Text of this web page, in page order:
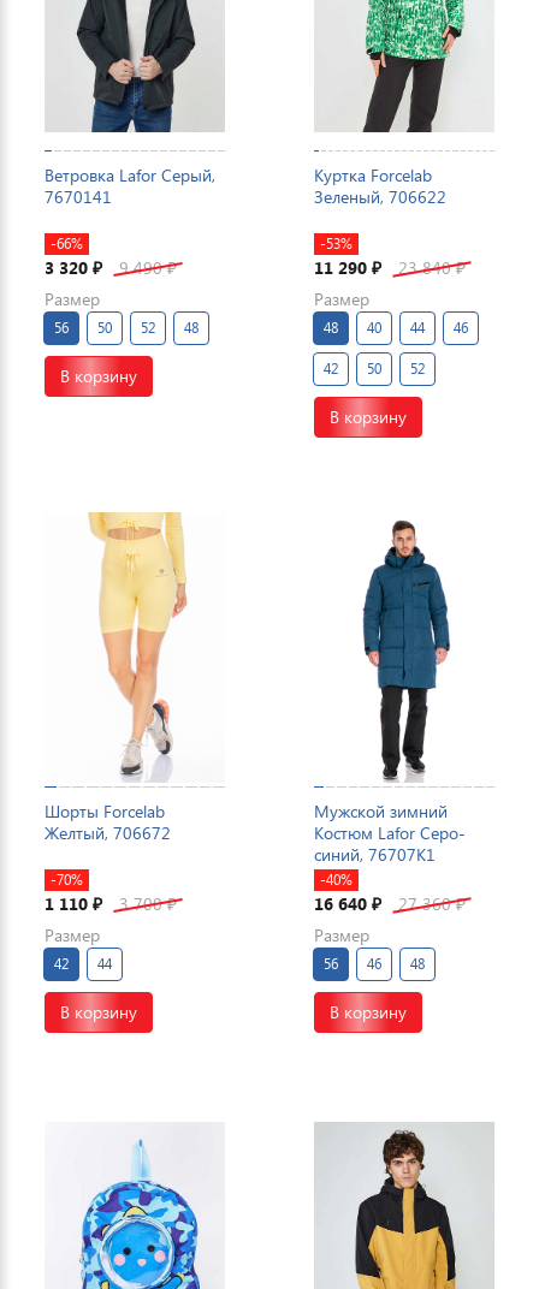
Ветровка Lafor Серый,
7670141
-66%
3 320 ₽ 9 490₽
Размер
56 50 52 48
В корзину
Куртка Forcelab
Зеленый, 706622
-53%
11 290 ₽ 23 840₽
Размер
48 40 44 46
42 50 52
В корзину
Шорты Forcelab
Желтый, 706672
-70%
1 110 ₽ 3 700₽
Размер
42 44
В корзину
Мужской зимний
Костюм Lafor Серо-
синий, 76707K1
-40%
16 640 ₽ 27 360₽
Размер
56 46 48
В корзину